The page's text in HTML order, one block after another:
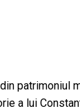
patrimoniul
a lui